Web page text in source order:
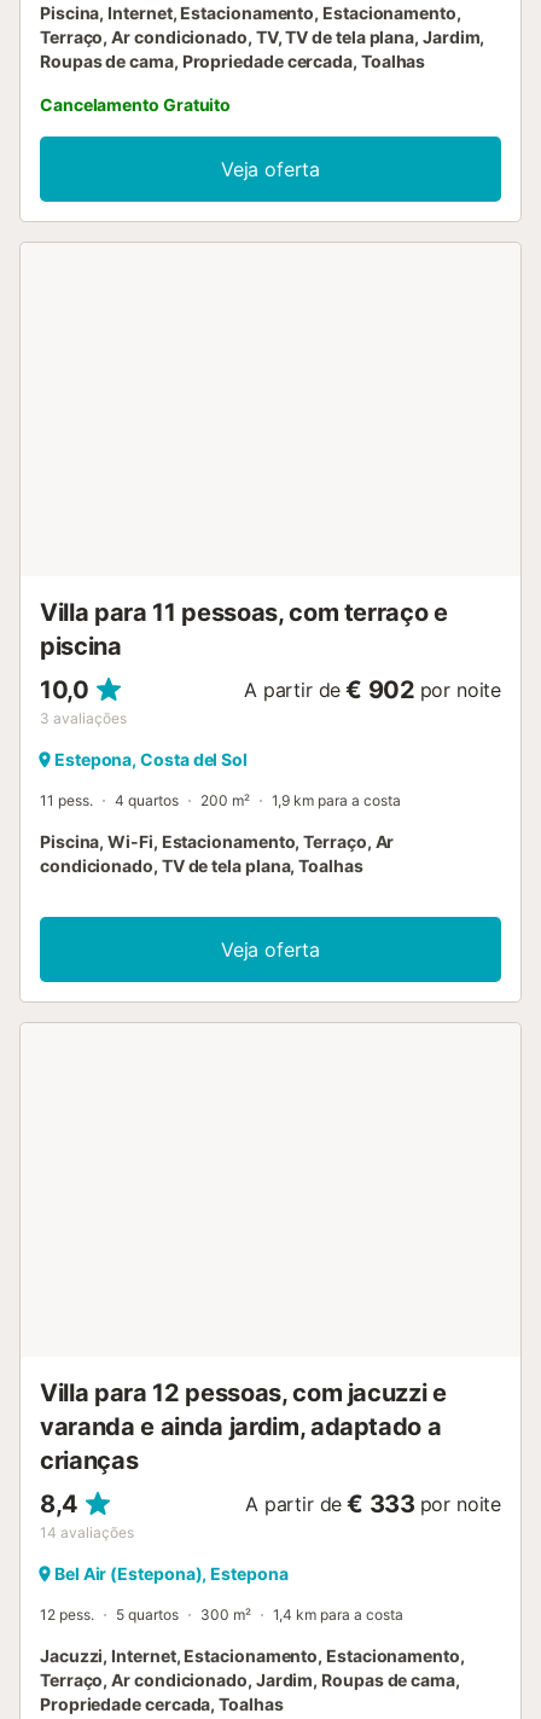
Piscina, Internet, Estacionamento, Estacionamento,
Terraço, Ar condicionado, TV, TV de tela plana, Jardim,
Roupas de cama, Propriedade cercada, Toalhas
Cancelamento Gratuito
Veja oferta
Villa para 11 pessoas, com terraço e
piscina
10,0
3 avaliações
A partir de € 902 por noite
Estepona, Costa del Sol
11 pess. 4 quartos 200 m² 1,9 km para a costa
Piscina, Wi-Fi, Estacionamento, Terraço, Ar
condicionado, TV de tela plana, Toalhas
Veja oferta
Villa para 12 pessoas, com jacuzzi e
varanda e ainda jardim, adaptado a
crianças
8,4
14 avaliações
A partir de € 333 por noite
Bel Air (Estepona), Estepona
12 pess. 5 quartos 300 m² 1,4 km para a costa
Jacuzzi, Internet, Estacionamento, Estacionamento,
Terraço, Ar condicionado, Jardim, Roupas de cama,
Propriedade cercada, Toalhas